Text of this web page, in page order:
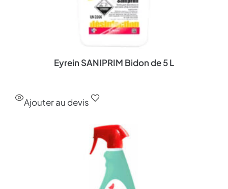
Eyrein SANIPRIM Bidon de 5 L
Ajouter au devis